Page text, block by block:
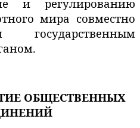
и регулированию
мира совместно
ОБЩЕСТВЕННЫХ